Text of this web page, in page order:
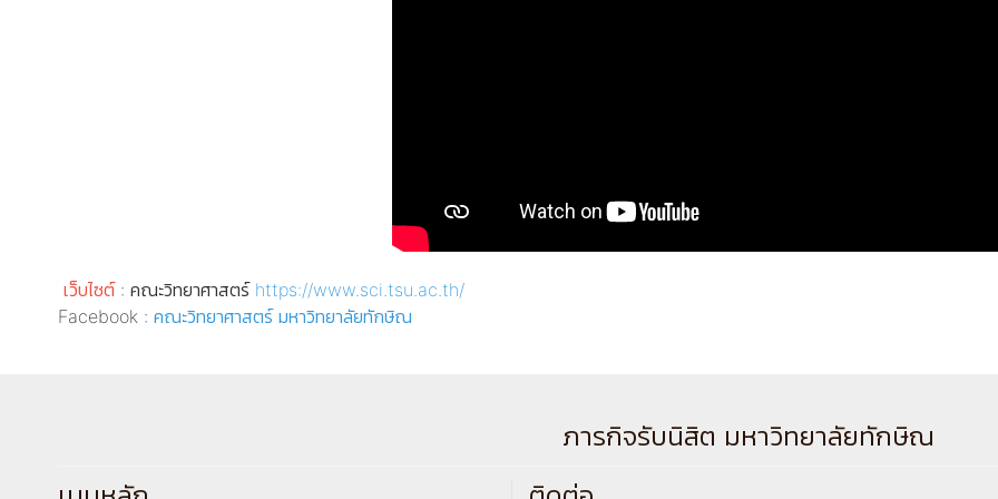
เว็บไซต์ : คณะวิทยาศาสตร์ https://www.sci.tsu.ac.th/
Facebook : คณะวิทยาศาสตร์ มหาวิทยาลัยทักษิณ
ภารกิจรับนิสิต มหาวิทยาลัยทักษิณ